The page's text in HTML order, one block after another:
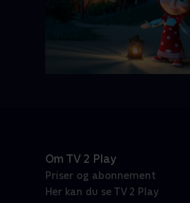
Om TV 2 Play
Priser og abonnement
Her kan du se TV 2 Play